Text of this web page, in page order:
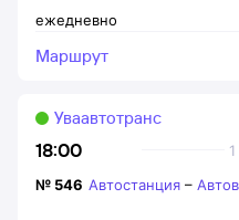
ежедневно
Маршрут
18:00
Уваавтотранс
№ 546 Автостанция –